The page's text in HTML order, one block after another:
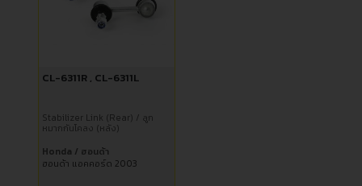
CL-6311R , CL-6311L
Stabilizer Link (Rear) / ลูก
หมากกันโคลง (หลัง)
Honda / ฮอนด้า
ฮอนด้า แอคคอร์ด 2003